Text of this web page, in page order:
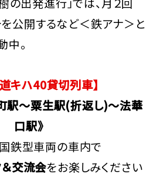
公開するなど＜鉄アナ＞と
中。
キハ40貸切列車】
駅～粟生駅(折返し)～法華
口駅》
鉄型車両の車内で
交流会をお楽しみください